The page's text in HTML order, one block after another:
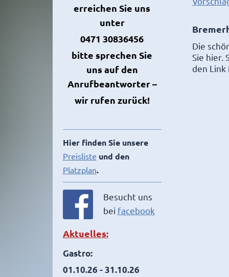
Die
Sie hier.
den Link
erreichen Sie uns
unter
0471 30836456
bitte sprechen Sie
uns aufden
Anrufbeantworter –
wir rufen zurück!
Hier finden Sie unsere
Preisliste und den
Platzplan.
Besucht uns
bei facebook
Aktuelles:
Gastro:
01.10.26 - 31.10.26